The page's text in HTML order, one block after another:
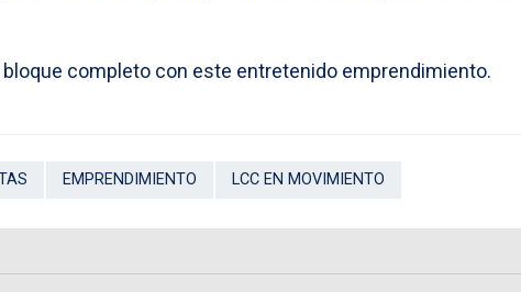
bloque completo con este entretenido emprendimiento.
EMPRENDIMIENTO LCC EN MOVIMIENTO